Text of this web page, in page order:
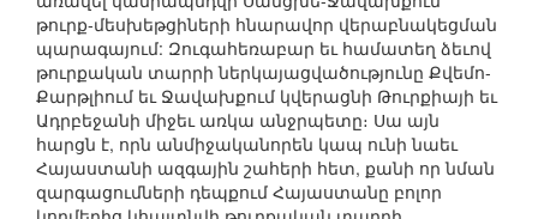
թուրք-մեսխեթցիների հնարավոր վերաբնակեցման
պարագայում: Զուգահեռաբար եւ համատեղ ձեւով
թուրքական տարրի ներկայացվածությունը Քվեմո-
Քարթլիում եւ Ջավախքում կվերացնի Թուրքիայի եւ
Ադրբեջանի միջեւ առկա անջրպետը։ Սա այն
հարցն է, որն անմիջականորեն կապ ունի նաեւ
Հայաստանի ազգային շահերի հետ, քանի որ նման
զարգացումների դեպքում Հայաստանը բոլոր